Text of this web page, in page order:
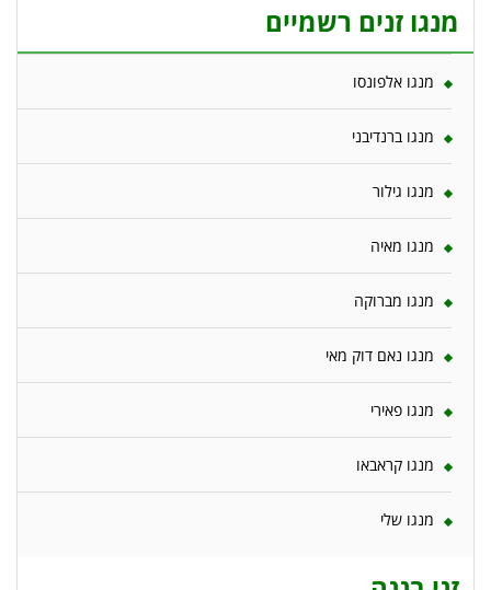
מנגו זנים רשמיים
מנגו אלפונסו
מנגו ברנדיבני
מנגו גילור
מנגו מאיה
מנגו מברוקה
מנגו נאם דוק מאי
מנגו פאירי
מנגו קראבאו
מנגו שלי